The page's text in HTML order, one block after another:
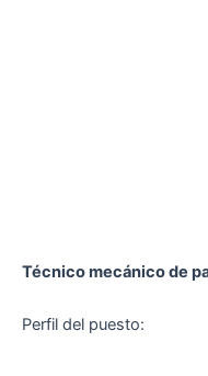
Técnico mecánico de
Perfil del puesto: